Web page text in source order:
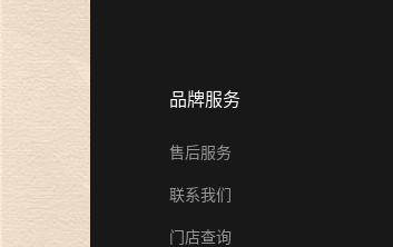
品牌服务
售后服务
联系我们
门店查询